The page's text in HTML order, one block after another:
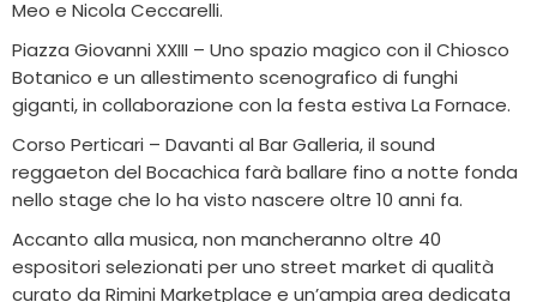
Meo e Nicola Ceccarelli.
Piazza Giovanni XXIII – Uno spazio magico con il Chiosco
Botanico e un allestimento scenografico di funghi
giganti, in collaborazione con la festa estiva La Fornace.
Corso Perticari – Davanti al Bar Galleria, il sound
reggaeton del Bocachica farà ballare fino a notte fonda
nello stage che lo ha visto nascere oltre 10 anni fa.
Accanto alla musica, non mancheranno oltre 40
espositori selezionati per uno street market di qualità
curato da Rimini Marketplace e un’ampia area dedicata